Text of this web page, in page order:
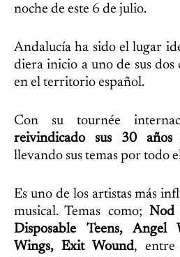
noche de este 6 de julio.
Andalucía ha sido el lugar
diera inicio a uno de sus dos
en el territorio español.
Con su tournée
reivindicado sus 30 años
llevando sus temas por todo
Es uno de los artistas más
musical. Temas como; Nod
Disposable Teens,
Wings, Exit Wound, entre